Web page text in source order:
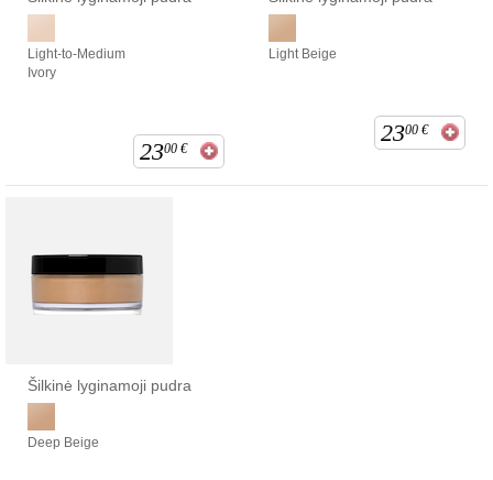
Light-to-Medium
Ivory
2300 €
Light Beige
2300 €
Šilkinė lyginamoji pudra
Deep Beige